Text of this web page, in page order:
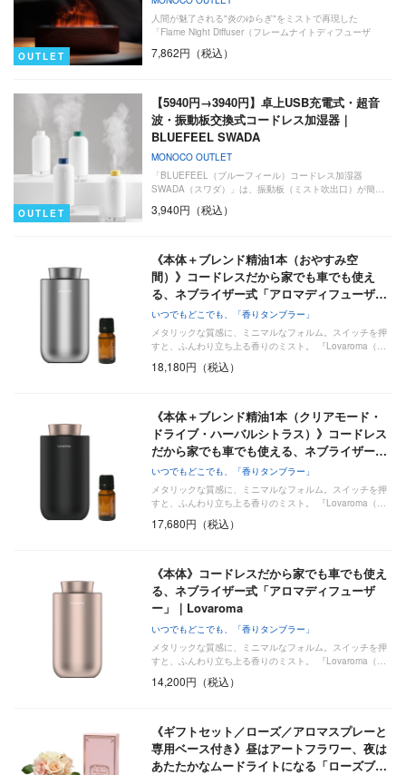
OUTLET
人間が魅了される"炎のゆらぎ"をミストで再現した
「Flame Night Diffuser（フレームナイトディフューザ
ー）」。
7,862円（税込）
OUTLET
【5940円→3940円】卓上USB充電式・超音
波・振動板交換式コードレス加湿器｜
BLUEFEEL SWADA
MONOCO OUTLET
「BLUEFEEL（ブルーフィール）コードレス加湿器
SWADA（スワダ）」は、振動板（ミスト吹出口）が簡…
3,940円（税込）
《本体＋ブレンド精油1本（おやすみ空
間）》コードレスだから家でも車でも使え
る、ネブライザー式「アロマディフューザ…
いつでもどこでも、「香りタンブラー」
メタリックな質感に、ミニマルなフォルム。スイッチを押
すと、ふんわり立ち上る香りのミスト。 『Lovaroma（…
18,180円（税込）
《本体＋ブレンド精油1本（クリアモード・
ドライブ・ハーバルシトラス）》コードレス
だから家でも車でも使える、ネブライザー…
いつでもどこでも、「香りタンブラー」
メタリックな質感に、ミニマルなフォルム。スイッチを押
すと、ふんわり立ち上る香りのミスト。 『Lovaroma（…
17,680円（税込）
《本体》コードレスだから家でも車でも使え
る、ネブライザー式「アロマディフューザ
ー」｜Lovaroma
いつでもどこでも、「香りタンブラー」
メタリックな質感に、ミニマルなフォルム。スイッチを押
すと、ふんわり立ち上る香りのミスト。 『Lovaroma（…
14,200円（税込）
《ギフトセット／ローズ／アロマスプレーと
専用ベース付き》昼はアートフラワー、夜は
あたたかなムードライトになる「ローズブ…